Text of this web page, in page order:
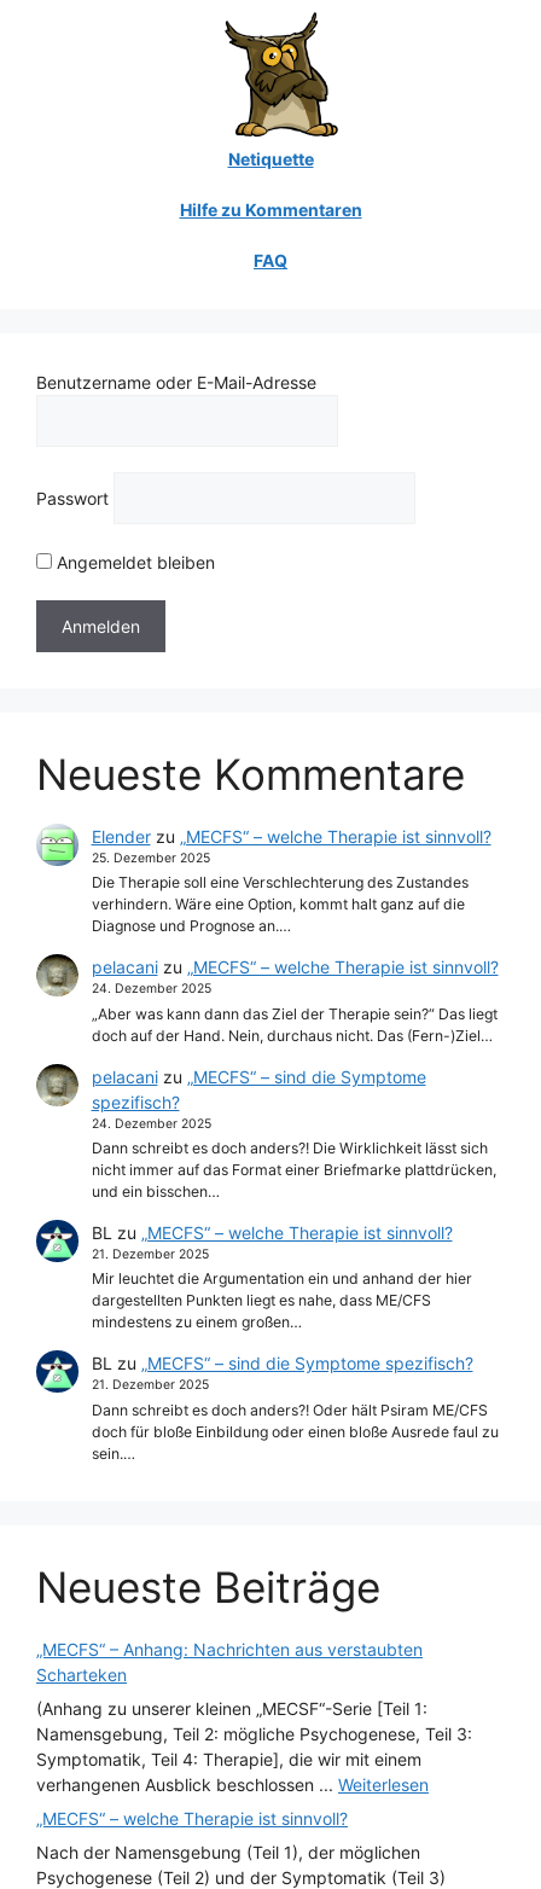
Netiquette
Hilfe zu Kommentaren
FAQ
Benutzername oder E-Mail-Adresse
Passwort
Angemeldet bleiben
Neueste Kommentare
Elenderzu „MECFS“ – welche Therapie ist sinnvoll?
25. Dezember 2025
Die Therapie soll eine Verschlechterung des Zustandes
verhindern. Wäre eine Option, kommt halt ganz auf die
Diagnose und Prognose an.…
pelacanizu „MECFS“ – welche Therapie ist sinnvoll?
24. Dezember 2025
„Aber was kann dann das Ziel der Therapie sein?“ Das liegt
doch auf der Hand. Nein, durchaus nicht. Das (Fern-)Ziel…
pelacanizu „MECFS“ – sind die Symptome
spezifisch?
24. Dezember 2025
Dann schreibt es doch anders?! Die Wirklichkeit lässt sich
nicht immer auf das Format einer Briefmarke plattdrücken,
und ein bisschen…
BL zu „MECFS“ – welche Therapie ist sinnvoll?
21. Dezember 2025
Mir leuchtet die Argumentation ein und anhand der hier
dargestellten Punkten liegt es nahe, dass ME/CFS
mindestens zu einem großen…
BL zu „MECFS“ – sind die Symptome spezifisch?
21. Dezember 2025
Dann schreibt es doch anders?! Oder hält Psiram ME/CFS
doch für bloße Einbildung oder einen bloße Ausrede faul zu
sein.…
Neueste Beiträge
„MECFS“ – Anhang: Nachrichten aus verstaubten
Scharteken
(Anhang zu unserer kleinen „MECSF“-Serie [Teil 1:
Namensgebung, Teil 2: mögliche Psychogenese, Teil 3:
Symptomatik, Teil 4: Therapie], die wir mit einem
verhangenen Ausblick beschlossen ... Weiterlesen
„MECFS“ – welche Therapie ist sinnvoll?
Nach der Namensgebung (Teil 1), der möglichen
Psychogenese (Teil 2) und der Symptomatik (Teil 3)